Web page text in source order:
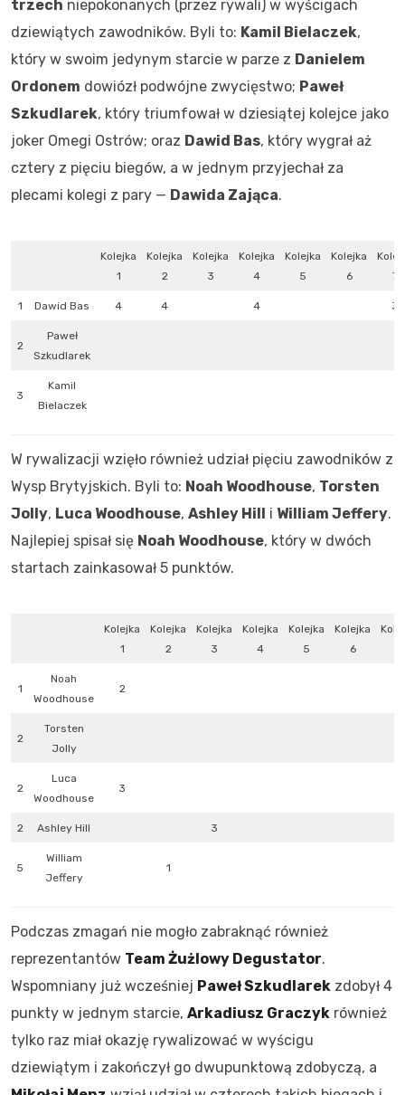
trzech niepokonanych (przez rywali) w wyścigach
dziewiątych zawodników. Byli to: Kamil Bielaczek,
który w swoim jedynym starcie w parze z Danielem
Ordonem dowiózł podwójne zwycięstwo; Paweł
Szkudlarek, który triumfował w dziesiątej kolejce jako
joker Omegi Ostrów; oraz Dawid Bas, który wygrał aż
cztery z pięciu biegów, a w jednym przyjechał za
plecami kolegi z pary — Dawida Zająca.
Kolejka
1
Kolejka
2
Kolejka
3
Kolejka
4
Kolejka
5
Kolejka
6
7
1 Dawid Bas 4 4 4 3
2
Paweł
Szkudlarek
3
Kamil
Bielaczek
W rywalizacji wzięło również udział pięciu zawodników z
Wysp Brytyjskich. Byli to: Noah Woodhouse, Torsten
Jolly, Luca Woodhouse, Ashley Hill i William Jeffery.
Najlepiej spisał się Noah Woodhouse, który w dwóch
startach zainkasował 5 punktów.
Kolejka
1
Kolejka
2
Kolejka
3
Kolejka
4
Kolejka
5
Kolejka
6
1
Noah
Woodhouse
2
2
Torsten
Jolly
2
Luca
Woodhouse
3
2 Ashley Hill 3
5
William
Jeffery
1
Podczas zmagań nie mogło zabraknąć również
reprezentantów Team Żużlowy Degustator.
Wspomniany już wcześniej Paweł Szkudlarek zdobył 4
punkty w jednym starcie, Arkadiusz Graczyk również
tylko raz miał okazję rywalizować w wyścigu
dziewiątym i zakończył go dwupunktową zdobyczą, a